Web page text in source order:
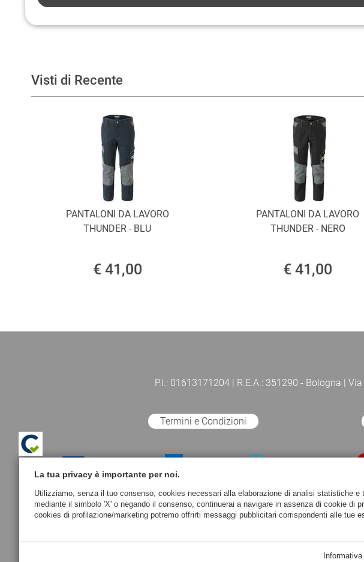
Visti di Recente
PANTALONI DA LAVORO
THUNDER - BLU
€ 41,00
PANTALONI DA LAVORO
THUNDER - NERO
€ 41,00
P.I.: 01613171204 | R.E.A.: 351290 - Bologna |
Termini e Condizioni
La tua privacy è importante per noi.
Utilizziamo, senza il tuo consenso, cookies necessari alla elaborazione di analisi statistiche
mediante il simbolo 'X' o negando il consenso, continuerai a navigare in assenza di cookie di
cookies di profilazione/marketing potremo offrirti messaggi pubblicitari corrispondenti alle tue